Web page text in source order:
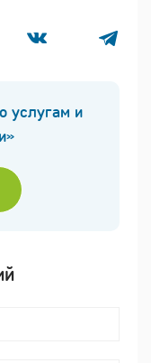
услугам и